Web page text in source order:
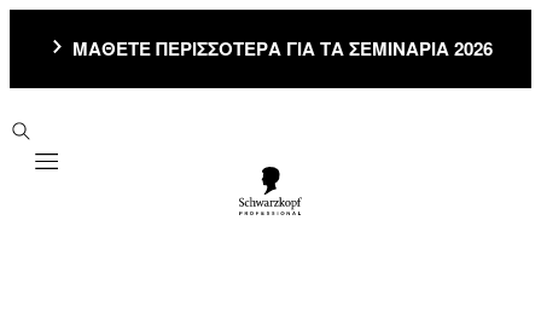
ΜΑΘΕΤΕ ΠΕΡΙΣΣΟΤΕΡΑ ΓΙΑ ΤΑ ΣΕΜΙΝΑΡΙΑ 2026
Mobile navigation